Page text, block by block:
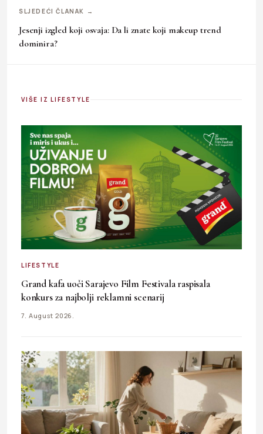
SLJEDEĆI ČLANAK →
Jesenji izgled koji osvaja: Da li znate koji makeup trend
dominira?
VIŠE IZ LIFESTYLE
LIFESTYLE
Grand kafa uoči Sarajevo Film Festivala raspisala
konkurs za najbolji reklamni scenarij
7. August 2026.